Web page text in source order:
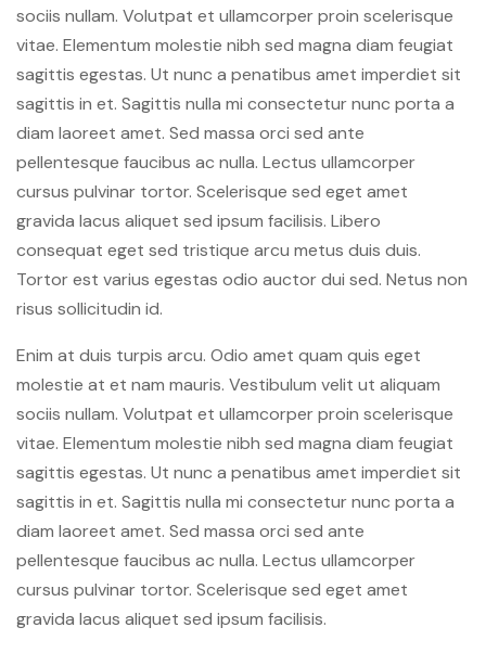
sociis nullam. Volutpat et ullamcorper proin scelerisque
vitae. Elementum molestie nibh sed magna diam feugiat
sagittis egestas. Ut nunc a penatibus amet imperdiet sit
sagittis in et. Sagittis nulla mi consectetur nunc porta a
diam laoreet amet. Sed massa orci sed ante
pellentesque faucibus ac nulla. Lectus ullamcorper
cursus pulvinar tortor. Scelerisque sed eget amet
gravida lacus aliquet sed ipsum facilisis. Libero
consequat eget sed tristique arcu metus duis duis.
Tortor est varius egestas odio auctor dui sed. Netus non
risus sollicitudin id.
Enim at duis turpis arcu. Odio amet quam quis eget
molestie at et nam mauris. Vestibulum velit ut aliquam
sociis nullam. Volutpat et ullamcorper proin scelerisque
vitae. Elementum molestie nibh sed magna diam feugiat
sagittis egestas. Ut nunc a penatibus amet imperdiet sit
sagittis in et. Sagittis nulla mi consectetur nunc porta a
diam laoreet amet. Sed massa orci sed ante
pellentesque faucibus ac nulla. Lectus ullamcorper
cursus pulvinar tortor. Scelerisque sed eget amet
gravida lacus aliquet sed ipsum facilisis.